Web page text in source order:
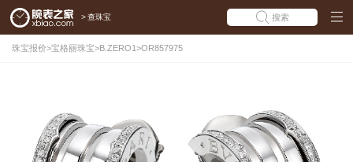
> 查珠宝 搜索
珠宝报价>宝格丽珠宝>B.ZERO1>OR857975